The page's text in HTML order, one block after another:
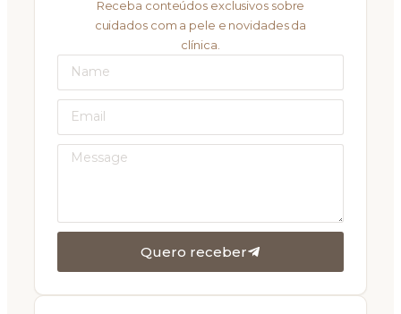
Receba conteúdos exclusivos sobre
cuidados com a pele e novidades da
clínica.
Quero receber